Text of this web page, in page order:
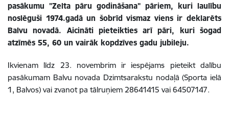
pasākumu "Zelta pāru godināšana" pāriem, kuri laulību
noslēguši 1974.gadā un šobrīd vismaz viens ir deklarēts
Balvu novadā. Aicināti pieteikties arī pāri, kuri šogad
atzīmēs 55, 60 un vairāk kopdzīves gadu jubileju.
Ikvienam līdz 23. novembrim ir iespējams pieteikt dalību
pasākumam Balvu novada Dzimtsarakstu nodaļā (Sporta ielā
1, Balvos) vai zvanot pa tālruņiem 28641415 vai 64507147.